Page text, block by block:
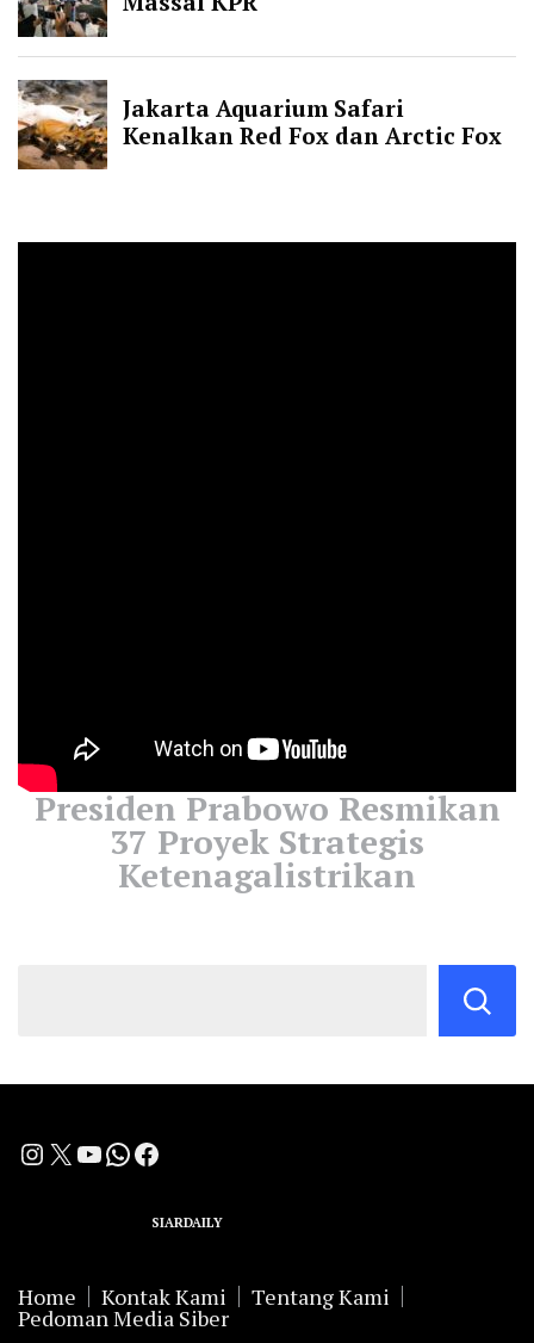
Presiden Prabowo Resmikan
37 Proyek Strategis
Ketenagalistrikan
Instagram
X YouTube
WhatsApp
Facebook
SIARDAILY
Home Kontak Kami Tentang Kami
Pedoman Media Siber